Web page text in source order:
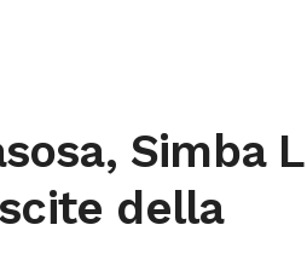
Simba
della